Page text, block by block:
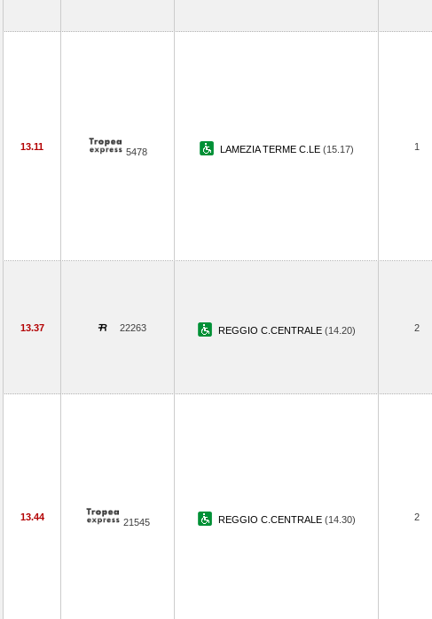
13.11 5478 LAMEZIA TERME C.LE (15.17) 1
13.37 22263 REGGIO C.CENTRALE (14.20) 2
13.44 21545 REGGIO C.CENTRALE (14.30) 2